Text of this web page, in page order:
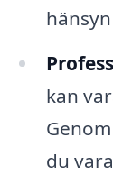
kan
du